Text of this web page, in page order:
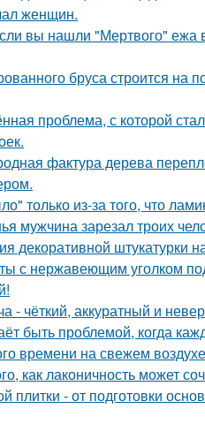
женщин.
вы нашли "Мертвого" ежа
бруса строится на
проблема, с которой
фактура дерева
только из-за того, что
мужчина зарезал троих
декоративной штукатурки
с нержавеющим уголком
- чёткий, аккуратный и
быть проблемой, когда
времени на свежем
как лаконичность может
плитки - от подготовки